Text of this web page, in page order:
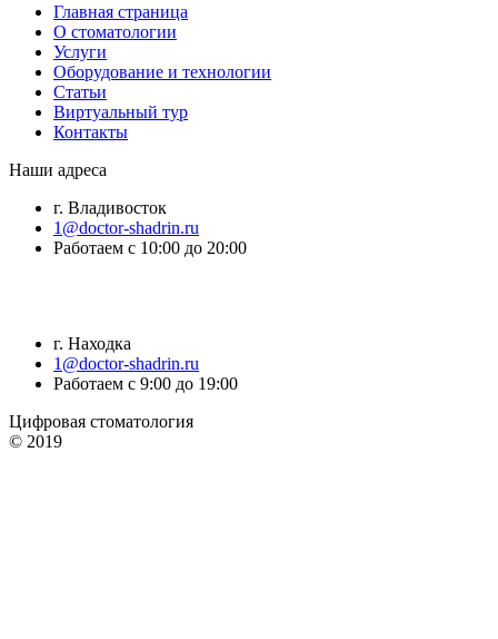
Главная страница
О стоматологии
Услуги
Оборудование и технологии
Статьи
Виртуальный тур
Контакты
Наши адреса
г. Владивосток
1@doctor-shadrin.ru
Работаем с 10:00 до 20:00
г. Находка
1@doctor-shadrin.ru
Работаем с 9:00 до 19:00
Цифровая стоматология
© 2019